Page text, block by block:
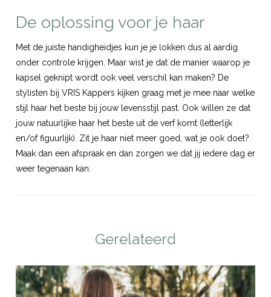
De oplossing voor je haar
Met de juiste handigheidjes kun je je lokken dus al aardig
onder controle krijgen. Maar wist je dat de manier waarop je
kapsel geknipt wordt ook veel verschil kan maken? De
stylisten bij VRIS Kappers kijken graag met je mee naar welke
stijl haar het beste bij jouw levensstijl past. Ook willen ze dat
jouw natuurlijke haar het beste uit de verf komt (letterlijk
en/of figuurlijk). Zit je haar niet meer goed, wat je ook doet?
Maak dan een afspraak en dan zorgen we dat jij iedere dag er
weer tegenaan kan.
Gerelateerd